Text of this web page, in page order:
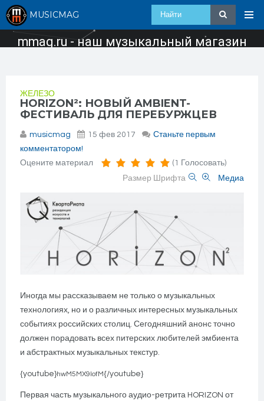
MUSICMAG
mmag.ru - наш музыкальный магазин
ЖЕЛЕЗО
HORIZON²: НОВЫЙ AMBIENT-
ФЕСТИВАЛЬ ДЛЯ ПЕРЕБУРЖЦЕВ
musicmag 15 фев 2017
Станьте первым
комментатором!
Оцените материал
(1 Голосовать)
Размер Шрифта
Медиа
Иногда мы рассказываем не только о музыкальных
технологиях, но и о различных интересных музыкальных
событиях российских столиц. Сегодняшний анонс точно
должен порадовать всех питерских любителей эмбиента
и абстрактных музыкальных текстур.
{youtube}hwM5MX9IofM{/youtube}
Первая часть музыкального аудио-ретрита HORIZON от